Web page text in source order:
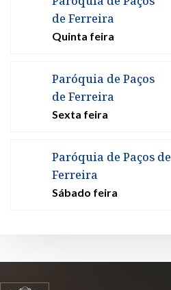
de Ferreira
Quinta feira
Paróquia de Paços
de Ferreira
Sexta feira
Paróquia de Paços de
Ferreira
Sábado feira